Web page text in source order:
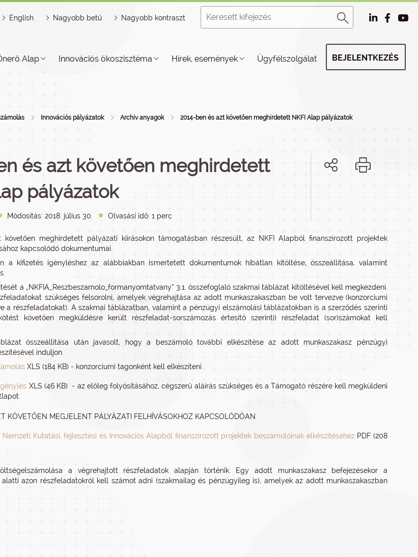
English Nagyobb betű Nagyobb kontraszt
Alap Innovációs ökoszisztéma Hírek, események Ügyfélszolgálat BEJELENTKEZÉS
Innovációs pályázatok Archív anyagok 2014-ben és azt követően meghirdetett NKFI Alap pályázatok
és azt követően meghirdetett
pályázatok
Módosítás: 2018. július 30. Olvasási idő: 1 perc
követően meghirdetett pályázati kiírásokon támogatásban részesült, az NKFI Alapból finanszírozott projektek
kapcsolódó dokumentumai.
a kifizetés igényléshez az alábbiakban ismertetett dokumentumok hibátlan kitöltése, összeállítása, valamint
a „NKFIA_Reszbeszamolo_formanyomtatvany” 3.1. összefoglaló szakmai táblázat kitöltésével kell megkezdeni.
szükséges felsorolni, amelyek végrehajtása az adott munkaszakaszban be volt tervezve (konzorciumi
a részfeladatokat). A szakmai táblázatban, valamint a pénzügyi elszámolási táblázatokban is a szerződés szerinti
követően megküldésre került részfeladat-sorszámozás értesítő szerinti) részfeladat (sor)számokat kell
összeállítása után javasolt, hogy a beszámoló további elkészítése az adott munkaszakasz pénzügyi
induljon.
XLS (184 KB) - konzorciumi tagonként kell elkészíteni
XLS (46 KB) - az előleg folyósításához, cégszerű aláírás szükséges és a Támogató részére kell megküldeni
KÖVETŐEN MEGJELENT PÁLYÁZATI FELHÍVÁSOKHOZ KAPCSOLÓDÓAN
Nemzeti Kutatási, fejlesztési és Innovációs Alapból finanszírozott projektek beszámolóinak elkészítéséhezPDF (208
a végrehajtott részfeladatok alapján történik. Egy adott munkaszakasz befejezésekor a
alatti azon részfeladatokról kell számot adni (szakmailag és pénzügyileg is), amelyek az adott munkaszakaszban